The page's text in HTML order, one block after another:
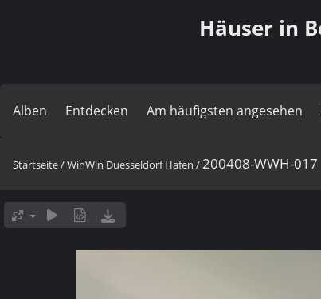
Häuser in
Alben Entdecken Am häufigsten angesehen
Startseite/WinWin Duesseldorf Hafen /200408-WWH-017